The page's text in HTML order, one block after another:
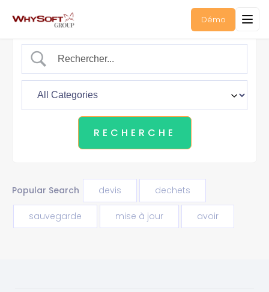
Démo
Popular Search devis dechets
sauvegarde mise à jour avoir